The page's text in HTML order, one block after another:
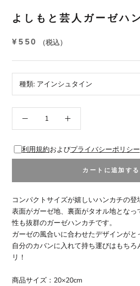
よしもと芸人ガーゼハ
¥550 （税込）
種類: アインシュタイン
利用規約およびプライバシーポリシー
カートに追加する
コンパクトサイズが嬉しいハンカチの登
表面がガーゼ地、裏面がタオル地とな
性も抜群のガーゼハンカチです。
ガーゼの風合いに合わせたデザインがと
自分のカバンに入れて持ち運びはもちろ
リ！
商品サイズ：20×20cm